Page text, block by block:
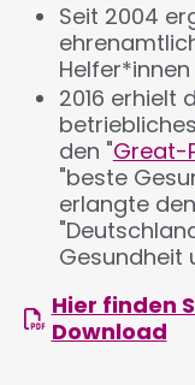
Seit 2004
2016 erhielt
den "Great-
"beste
erlangte
Gesundheit
Hier finden
Download